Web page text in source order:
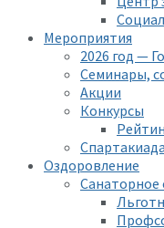
Мероприятия
2026 год —
Семинары,
Акции
Конкурсы
Спартакиада
Оздоровление
Санаторное